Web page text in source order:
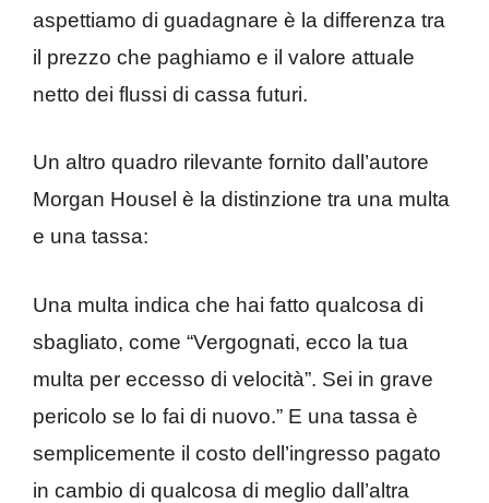
aspettiamo di guadagnare è la differenza tra
il prezzo che paghiamo e il valore attuale
netto dei flussi di cassa futuri.
Un altro quadro rilevante fornito dall’autore
Morgan Housel è la distinzione tra una multa
e una tassa:
Una multa indica che hai fatto qualcosa di
sbagliato, come “Vergognati, ecco la tua
multa per eccesso di velocità”. Sei in grave
pericolo se lo fai di nuovo.” E una tassa è
semplicemente il costo dell’ingresso pagato
in cambio di qualcosa di meglio dall’altra